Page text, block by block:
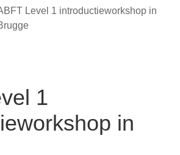
Level 1 introductieworkshop in
1
in